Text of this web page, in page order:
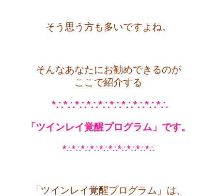
そう思う方も多いですよね。
そんなあなたにお勧めできるのが
ここで紹介する
*∴*∴*∴*∴*∴*∴*∴*∴*∴*∴
「ツインレイ覚醒プログラム」です。
*∴*∴*∴*∴*∴*∴*∴*∴*∴*∴
「ツインレイ覚醒プログラム」は、